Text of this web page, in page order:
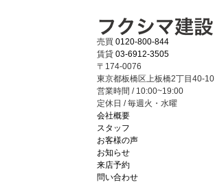
売買 0120-800-844
賃貸 03-6912-3505
〒174-0076
東京都板橋区上板橋2丁目40-10
営業時間 / 10:00~19:00
定休日 / 毎週火・水曜
会社概要
スタッフ
お客様の声
お知らせ
来店予約
問い合わせ